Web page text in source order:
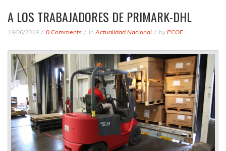
A LOS TRABAJADORES DE PRIMARK-DHL
19/06/2019 0 Comments in Actualidad Nacional by PCOE